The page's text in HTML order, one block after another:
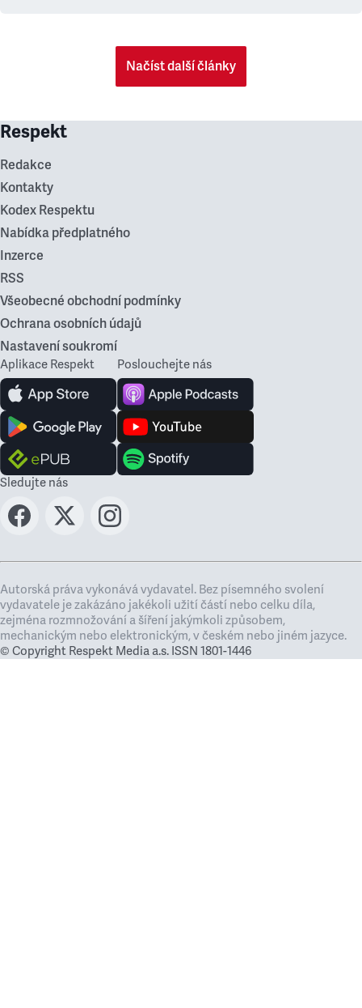
Načíst další články
Respekt
Redakce
Kontakty
Kodex Respektu
Nabídka předplatného
Inzerce
RSS
Všeobecné obchodní podmínky
Ochrana osobních údajů
Nastavení soukromí
Aplikace Respekt Poslouchejte nás
Sledujte nás
Autorská práva vykonává vydavatel. Bez písemného svolení
vydavatele je zakázáno jakékoli užití částí nebo celku díla,
zejména rozmnožování a šíření jakýmkoli způsobem,
mechanickým nebo elektronickým, v českém nebo jiném jazyce.
© Copyright Respekt Media a.s. ISSN 1801-1446